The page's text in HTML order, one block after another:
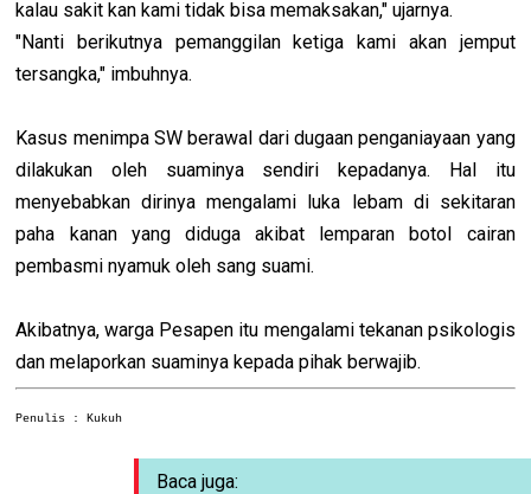
kalau sakit kan kami tidak bisa memaksakan," ujarnya.
"Nanti berikutnya pemanggilan ketiga kami akan jemput
tersangka," imbuhnya.
Kasus menimpa SW berawal dari dugaan penganiayaan yang
dilakukan oleh suaminya sendiri kepadanya. Hal itu
menyebabkan dirinya mengalami luka lebam di sekitaran
paha kanan yang diduga akibat lemparan botol cairan
pembasmi nyamuk oleh sang suami.
Akibatnya, warga Pesapen itu mengalami tekanan psikologis
dan melaporkan suaminya kepada pihak berwajib.
Penulis : Kukuh
Baca juga: